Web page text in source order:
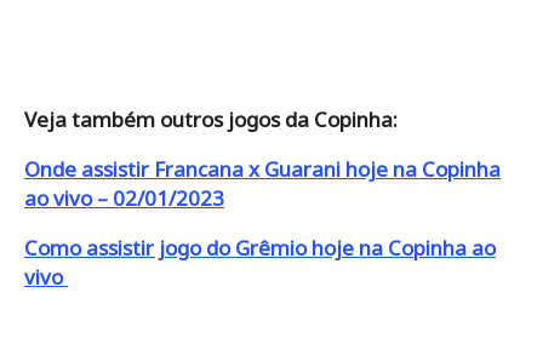
Veja também outros jogos da Copinha:
Onde assistir Francana x Guarani hoje na Copinha
ao vivo – 02/01/2023
Como assistir jogo do Grêmio hoje na Copinha ao
vivo